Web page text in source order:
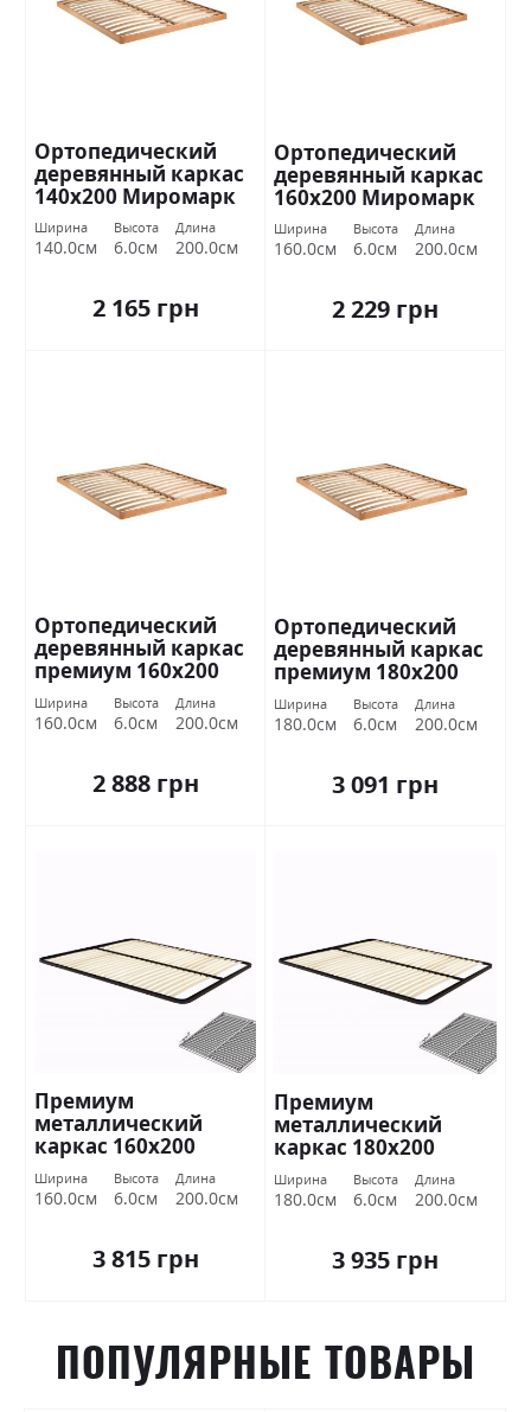
Ортопедический
деревянный каркас
140х200 Миромарк
Ширина
140.0см
Высота
6.0см
Длина
200.0см
2 165 грн
Ортопедический
деревянный каркас
160х200 Миромарк
Ширина
160.0см
Высота
6.0см
Длина
200.0см
2 229 грн
Ортопедический
деревянный каркас
премиум 160х200
Миромарк
Ширина
160.0см
Высота
6.0см
Длина
200.0см
2 888 грн
Ортопедический
деревянный каркас
премиум 180х200
Миромарк
Ширина
180.0см
Высота
6.0см
Длина
200.0см
3 091 грн
Премиум
металлический
каркас 160х200
Миромарк
Ширина
160.0см
Высота
6.0см
Длина
200.0см
3 815 грн
Премиум
металлический
каркас 180х200
Миромарк
Ширина
180.0см
Высота
6.0см
Длина
200.0см
3 935 грн
ПОПУЛЯРНЫЕ ТОВАРЫ